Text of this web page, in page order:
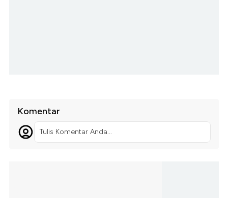
Komentar
Tulis Komentar Anda...